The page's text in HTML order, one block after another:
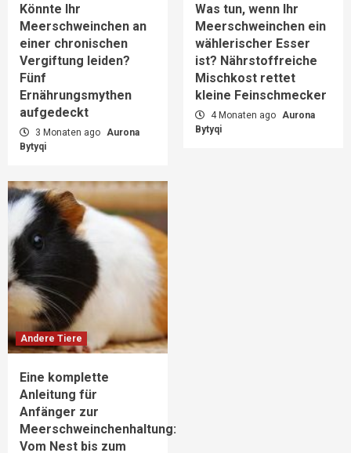
Könnte Ihr
Meerschweinchen an
einer chronischen
Vergiftung leiden?
Fünf
Ernährungsmythen
aufgedeckt
3 Monaten ago Aurona
Bytyqi
Was tun, wenn Ihr
Meerschweinchen ein
wählerischer Esser
ist? Nährstoffreiche
Mischkost rettet
kleine Feinschmecker
4 Monaten ago Aurona
Bytyqi
Andere Tiere
Eine komplette
Anleitung für
Anfänger zur
Meerschweinchenhaltung:
Vom Nest bis zum